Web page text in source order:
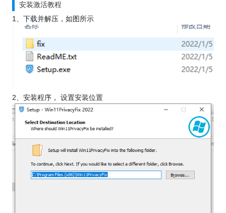
安装激活教程
1、下载并解压，如图所示
2、安装程序， 设置安装位置